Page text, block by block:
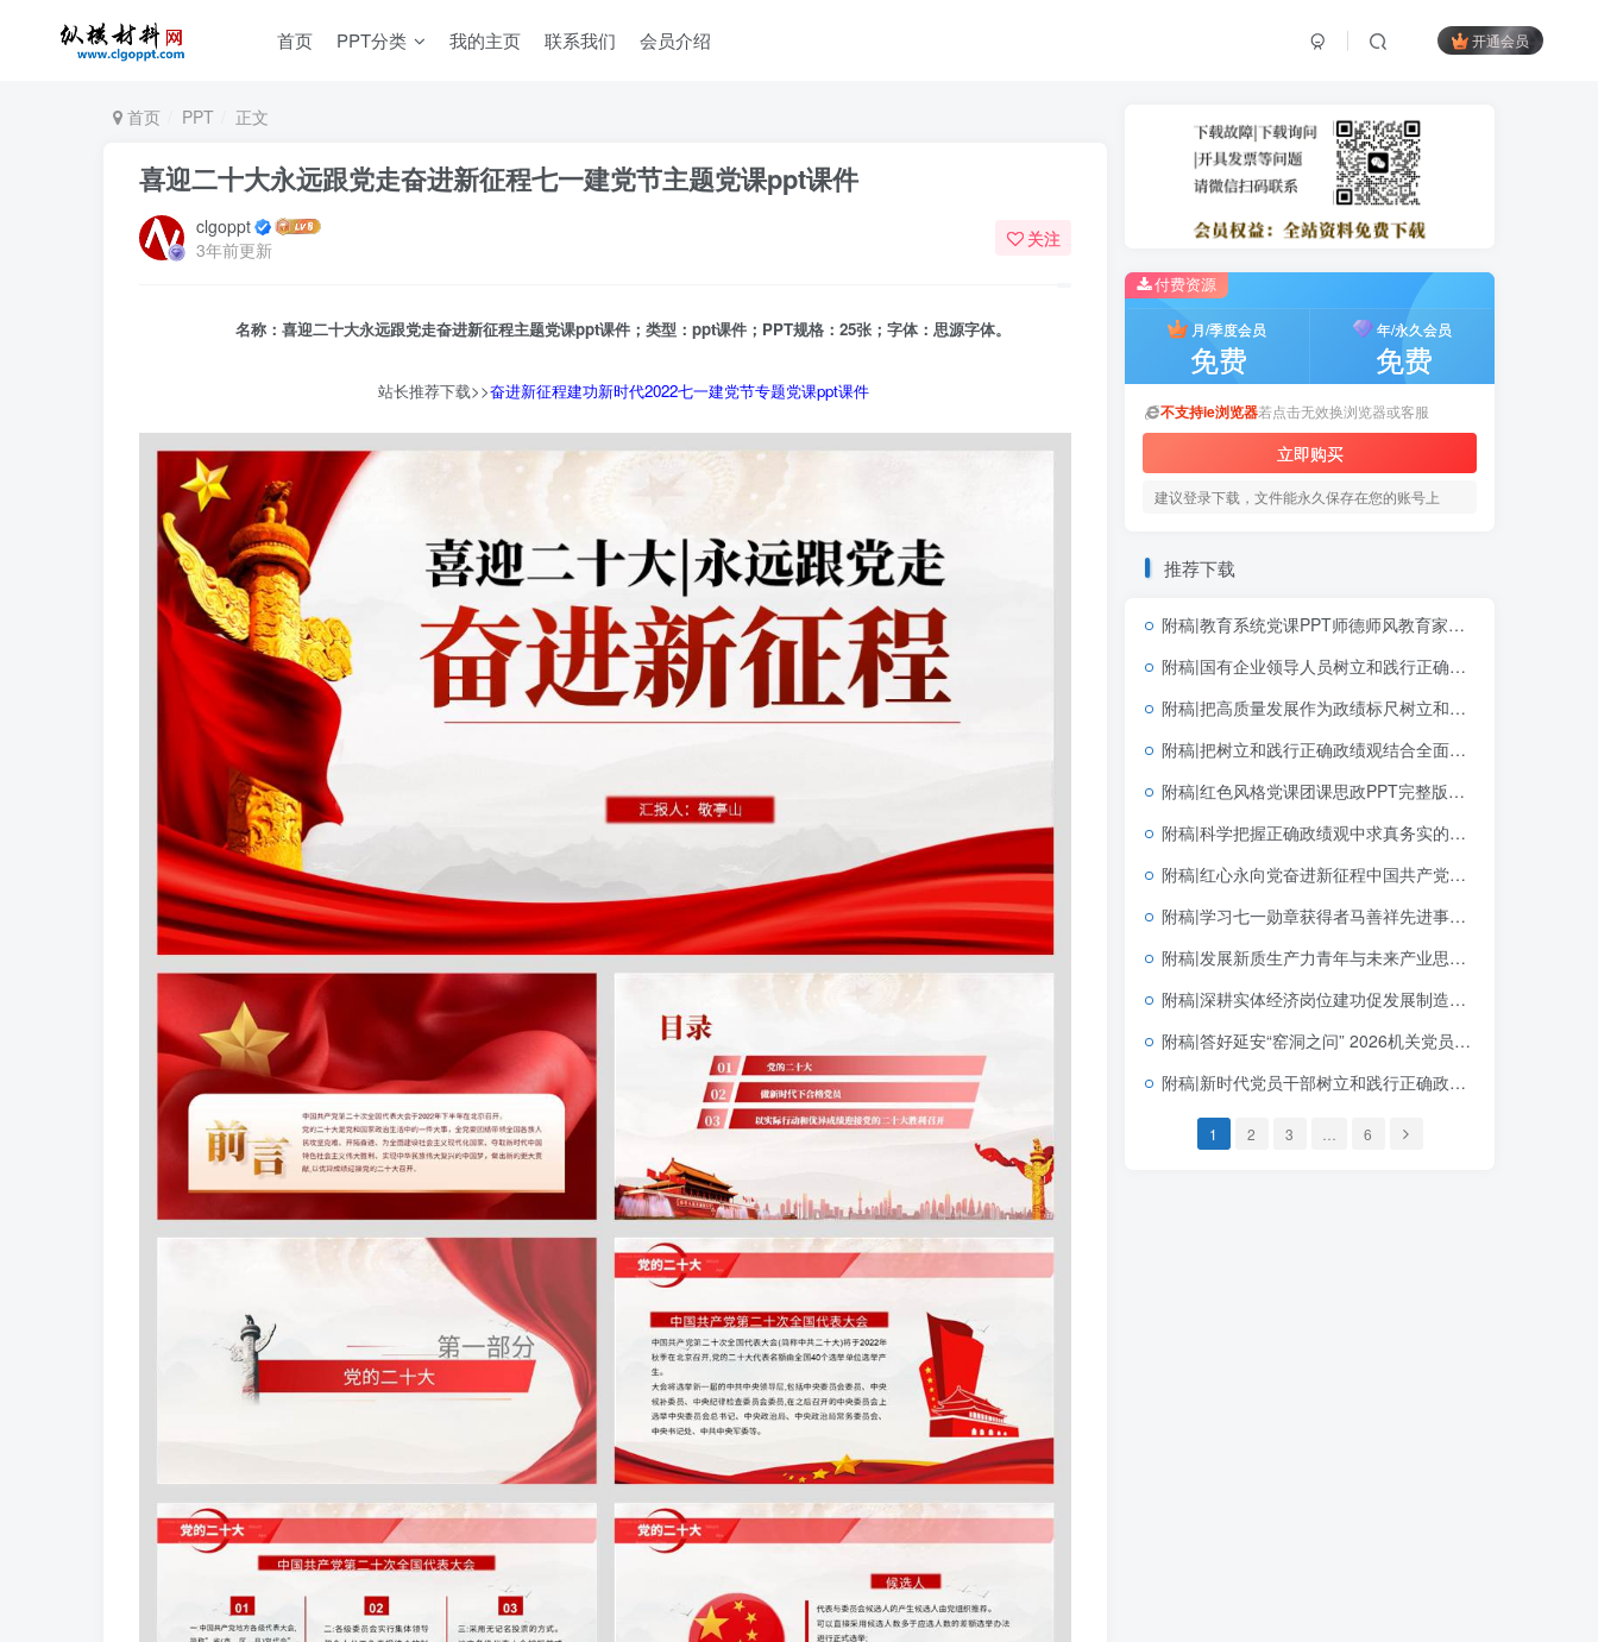
首页 PPT分类 我的主页 联系我们 会员介绍 开通会员
首页 PPT 正文
喜迎二十大永远跟党走奋进新征程七一建党节主题党课ppt课件
clgoppt
3年前更新
关注
名称：喜迎二十大永远跟党走奋进新征程主题党课ppt课件；类型：ppt课件；PPT规格：25张；字体：思源字体。
站长推荐下载>>奋进新征程建功新时代2022七一建党节专题党课ppt课件
付费资源
月/季度会员
免费
年/永久会员
免费
不支持ie浏览器若点击无效换浏览器或客服
立即购买
建议登录下载，文件能永久保存在您的账号上
推荐下载
附稿|教育系统党课PPT师德师风教育家精神课件下载
附稿|国有企业领导人员树立和践行正确政绩观的内涵与实践路径学习教育党课ppt
附稿|把高质量发展作为政绩标尺树立和践行正确政绩观党课PPT模板
附稿|把树立和践行正确政绩观结合全面从严治党学习教育党课专题PPT完整版下载
附稿|红色风格党课团课思政PPT完整版学习党建文选第一卷第二卷党建思想
附稿|科学把握正确政绩观中求真务实的实践指向学习教育简约大气机关思政PPT素材下载
附稿|红心永向党奋进新征程中国共产党成立105周年专题党课党建PPT模板
附稿|学习七一勋章获得者马善祥先进事迹社区书记讲党课PPT课件
附稿|发展新质生产力青年与未来产业思政课公开课完整PPT带讲稿课件
附稿|深耕实体经济岗位建功促发展制造业企业青年员工团课宣讲含完整文稿PPT下载
附稿|答好延安“窑洞之问” 2026机关党员干部专题党课PPT下载
附稿|新时代党员干部树立和践行正确政绩观2026学习教育党课PPT课件
1 2 3 6